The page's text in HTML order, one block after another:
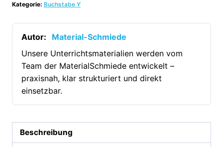
[Digital]
Menge
Kategorie: Buchstabe Y
Autor:
Material-Schmiede
Unsere Unterrichtsmaterialien werden vom
Team der MaterialSchmiede entwickelt –
praxisnah, klar strukturiert und direkt
einsetzbar.
Beschreibung